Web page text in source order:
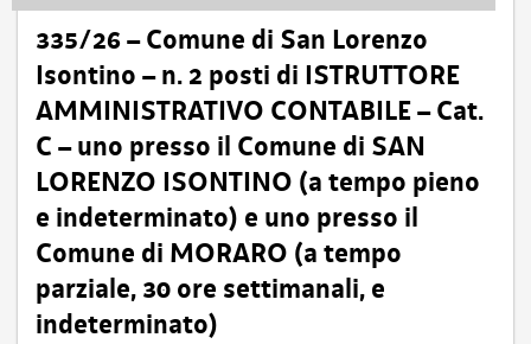
335/26 – Comune di San Lorenzo
Isontino – n. 2 posti di ISTRUTTORE
AMMINISTRATIVO CONTABILE – Cat.
C – uno presso il Comune di SAN
LORENZO ISONTINO (a tempo pieno
e indeterminato) e uno presso il
Comune di MORARO (a tempo
parziale, 30 ore settimanali, e
indeterminato)